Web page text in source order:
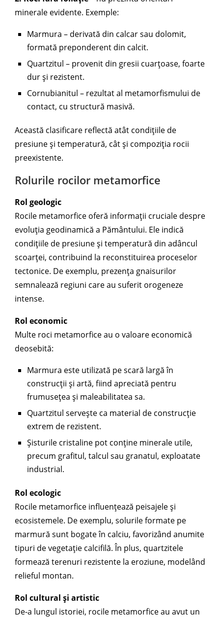
minerale evidente. Exemple:
Marmura – derivată din calcar sau dolomit,
formată preponderent din calcit.
Quartzitul – provenit din gresii cuarțoase, foarte
dur și rezistent.
Cornubianitul – rezultat al metamorfismului de
contact, cu structură masivă.
Această clasificare reflectă atât condițiile de
presiune și temperatură, cât și compoziția rocii
preexistente.
Rolurile rocilor metamorfice
Rol geologic
Rocile metamorfice oferă informații cruciale despre
evoluția geodinamică a Pământului. Ele indică
condițiile de presiune și temperatură din adâncul
scoarței, contribuind la reconstituirea proceselor
tectonice. De exemplu, prezența gnaisurilor
semnalează regiuni care au suferit orogeneze
intense.
Rol economic
Multe roci metamorfice au o valoare economică
deosebită:
Marmura este utilizată pe scară largă în
construcții și artă, fiind apreciată pentru
frumusețea și maleabilitatea sa.
Quartzitul servește ca material de construcție
extrem de rezistent.
Șisturile cristaline pot conține minerale utile,
precum grafitul, talcul sau granatul, exploatate
industrial.
Rol ecologic
Rocile metamorfice influențează peisajele și
ecosistemele. De exemplu, solurile formate pe
marmură sunt bogate în calciu, favorizând anumite
tipuri de vegetație calcifilă. În plus, quartzitele
formează terenuri rezistente la eroziune, modelând
relieful montan.
Rol cultural și artistic
De-a lungul istoriei, rocile metamorfice au avut un